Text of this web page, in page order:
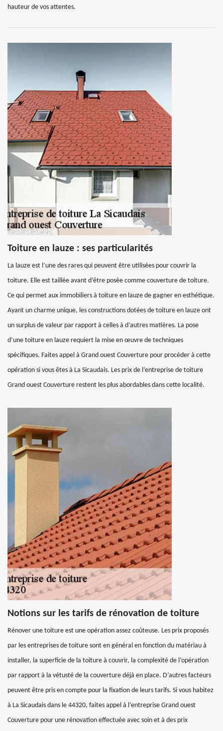
hauteur de vos attentes.
Toiture en lauze : ses particularités
La lauze est l’une des rares qui peuvent être utilisées pour couvrir la
toiture. Elle est taillée avant d’être posée comme couverture de toiture.
Ce qui permet aux immobiliers à toiture en lauze de gagner en esthétique.
Ayant un charme unique, les constructions dotées de toiture en lauze ont
un surplus de valeur par rapport à celles à d’autres matières. La pose
d’une toiture en lauze requiert la mise en œuvre de techniques
spécifiques. Faites appel à Grand ouest Couverture pour procéder à cette
opération si vous êtes à La Sicaudais. Les prix de l’entreprise de toiture
Grand ouest Couverture restent les plus abordables dans cette localité.
Notions sur les tarifs de rénovation de toiture
Rénover une toiture est une opération assez coûteuse. Les prix proposés
par les entreprises de toiture sont en général en fonction du matériau à
installer, la superficie de la toiture à couvrir, la complexité de l’opération
par rapport à la vétusté de la couverture déjà en place. D’autres facteurs
peuvent être pris en compte pour la fixation de leurs tarifs. Si vous habitez
à La Sicaudais dans le 44320, faites appel à l’entreprise Grand ouest
Couverture pour une rénovation effectuée avec soin et à des prix